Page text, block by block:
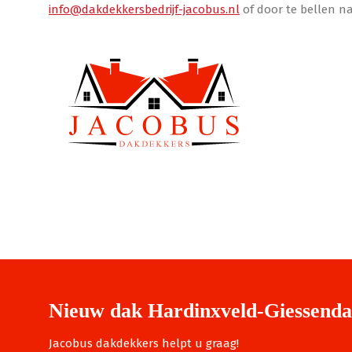
info@dakdekkersbedrijf-jacobus.nl of door te bellen
Nieuw dak Hardinxveld-
Jacobus dakdekkers helpt u graag!